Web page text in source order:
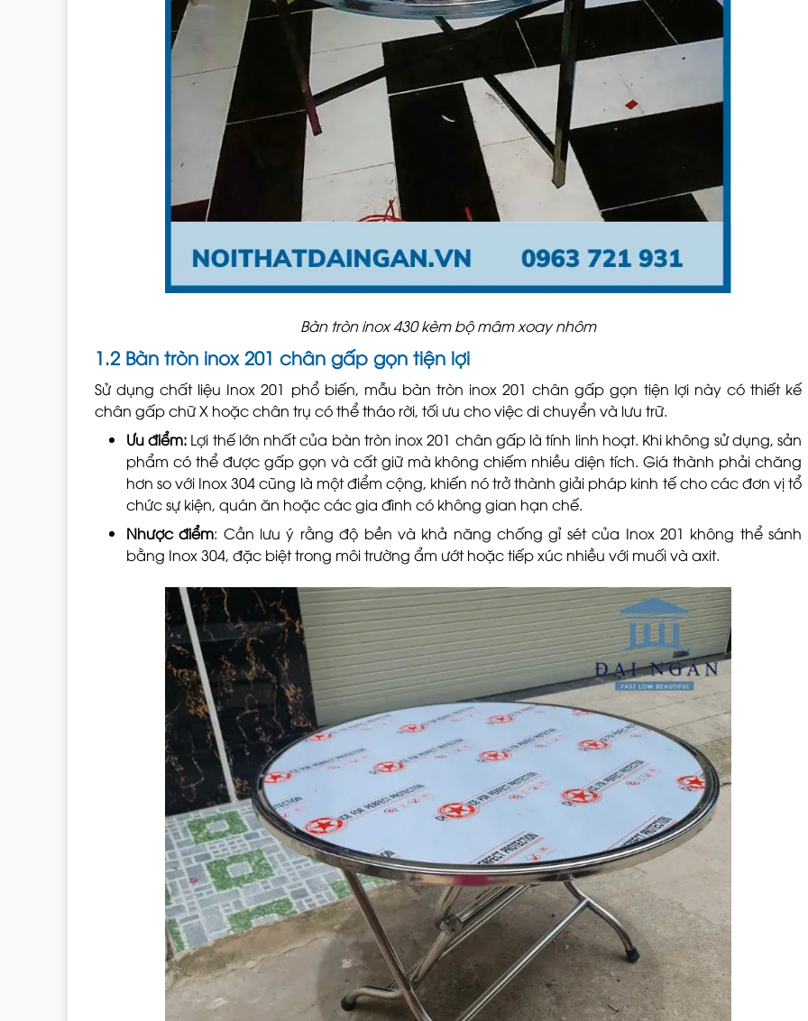
Bàn tròn inox 430 kèm bộ mâm xoay nhôm
1.2 Bàn tròn inox 201 chân gấp gọn tiện lợi
Sử dụng chất liệu Inox 201 phổ biến, mẫu bàn tròn inox 201 chân gấp gọn tiện lợi này có thiết kế
chân gấp chữ X hoặc chân trụ có thể tháo rời, tối ưu cho việc di chuyển và lưu trữ.
Ưu điểm: Lợi thế lớn nhất của bàn tròn inox 201 chân gấp là tính linh hoạt. Khi không sử dụng, sản
phẩm có thể được gấp gọn và cất giữ mà không chiếm nhiều diện tích. Giá thành phải chăng
hơn so với Inox 304 cũng là một điểm cộng, khiến nó trở thành giải pháp kinh tế cho các đơn vị tổ
chức sự kiện, quán ăn hoặc các gia đình có không gian hạn chế.
Nhược điểm: Cần lưu ý rằng độ bền và khả năng chống gỉ sét của Inox 201 không thể sánh
bằng Inox 304, đặc biệt trong môi trường ẩm ướt hoặc tiếp xúc nhiều với muối và axit.